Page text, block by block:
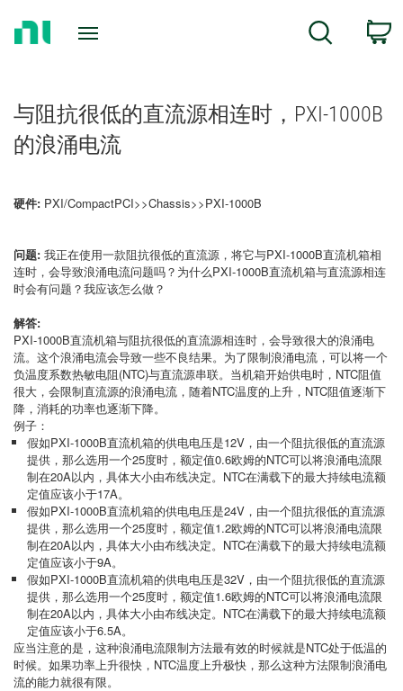
Search
与阻抗很低的直流源相连时，PXI-1000B
的浪涌电流
硬件: PXI/CompactPCI>>Chassis>>PXI-1000B
问题: 我正在使用一款阻抗很低的直流源，将它与PXI-1000B直流机箱相
连时，会导致浪涌电流问题吗？为什么PXI-1000B直流机箱与直流源相连
时会有问题？我应该怎么做？
解答:
PXI-1000B直流机箱与阻抗很低的直流源相连时，会导致很大的浪涌电
流。这个浪涌电流会导致一些不良结果。为了限制浪涌电流，可以将一个
负温度系数热敏电阻(NTC)与直流源串联。当机箱开始供电时，NTC阻值
很大，会限制直流源的浪涌电流，随着NTC温度的上升，NTC阻值逐渐下
降，消耗的功率也逐渐下降。
例子：
假如PXI-1000B直流机箱的供电电压是12V，由一个阻抗很低的直流源
提供，那么选用一个25度时，额定值0.6欧姆的NTC可以将浪涌电流限
制在20A以内，具体大小由布线决定。NTC在满载下的最大持续电流额
定值应该小于17A。
假如PXI-1000B直流机箱的供电电压是24V，由一个阻抗很低的直流源
提供，那么选用一个25度时，额定值1.2欧姆的NTC可以将浪涌电流限
制在20A以内，具体大小由布线决定。NTC在满载下的最大持续电流额
定值应该小于9A。
假如PXI-1000B直流机箱的供电电压是32V，由一个阻抗很低的直流源
提供，那么选用一个25度时，额定值1.6欧姆的NTC可以将浪涌电流限
制在20A以内，具体大小由布线决定。NTC在满载下的最大持续电流额
定值应该小于6.5A。
应当注意的是，这种浪涌电流限制方法最有效的时候就是NTC处于低温的
时候。如果功率上升很快，NTC温度上升极快，那么这种方法限制浪涌电
流的能力就很有限。